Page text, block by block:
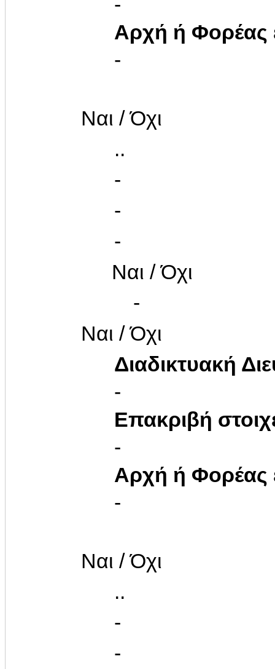
Αρχή ή Φορέας
-
Ναι / Όχι
..
-
-
-
Ναι / Όχι
-
Ναι / Όχι
Διαδικτυακή
-
Επακριβή
-
Αρχή ή Φορέας
-
Ναι / Όχι
..
-
-